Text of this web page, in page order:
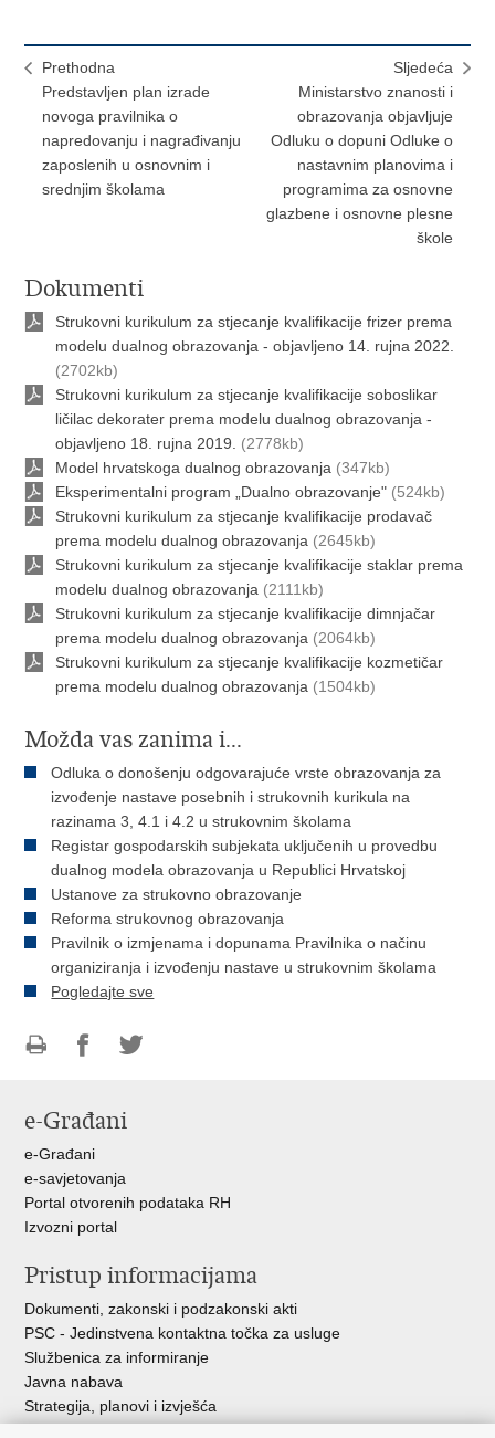
Prethodna
Predstavljen plan izrade
novoga pravilnika o
napredovanju i nagrađivanju
zaposlenih u osnovnim i
srednjim školama
Sljedeća
Ministarstvo znanosti i
obrazovanja objavljuje
Odluku o dopuni Odluke o
nastavnim planovima i
programima za osnovne
glazbene i osnovne plesne
škole
Dokumenti
Strukovni kurikulum za stjecanje kvalifikacije frizer prema
modelu dualnog obrazovanja - objavljeno 14. rujna 2022.
(2702kb)
Strukovni kurikulum za stjecanje kvalifikacije soboslikar
ličilac dekorater prema modelu dualnog obrazovanja -
objavljeno 18. rujna 2019.
(2778kb)
Model hrvatskoga dualnog obrazovanja (347kb)
Eksperimentalni program „Dualno obrazovanje" (524kb)
Strukovni kurikulum za stjecanje kvalifikacije prodavač
prema modelu dualnog obrazovanja (2645kb)
Strukovni kurikulum za stjecanje kvalifikacije staklar prema
modelu dualnog obrazovanja (2111kb)
Strukovni kurikulum za stjecanje kvalifikacije dimnjačar
prema modelu dualnog obrazovanja (2064kb)
Strukovni kurikulum za stjecanje kvalifikacije kozmetičar
prema modelu dualnog obrazovanja (1504kb)
Možda vas zanima i...
Odluka o donošenju odgovarajuće vrste obrazovanja za
izvođenje nastave posebnih i strukovnih kurikula na
razinama 3, 4.1 i 4.2 u strukovnim školama
Registar gospodarskih subjekata uključenih u provedbu
dualnog modela obrazovanja u Republici Hrvatskoj
Ustanove za strukovno obrazovanje
Reforma strukovnog obrazovanja
Pravilnik o izmjenama i dopunama Pravilnika o načinu
organiziranja i izvođenju nastave u strukovnim školama
Pogledajte sve
FacebookuTwitteru
e-Građani
e-Građani
e-savjetovanja
Portal otvorenih podataka RH
Izvozni portal
Pristup informacijama
Dokumenti, zakonski i podzakonski akti
PSC - Jedinstvena kontaktna točka za usluge
Službenica za informiranje
Javna nabava
Strategija, planovi i izvješća